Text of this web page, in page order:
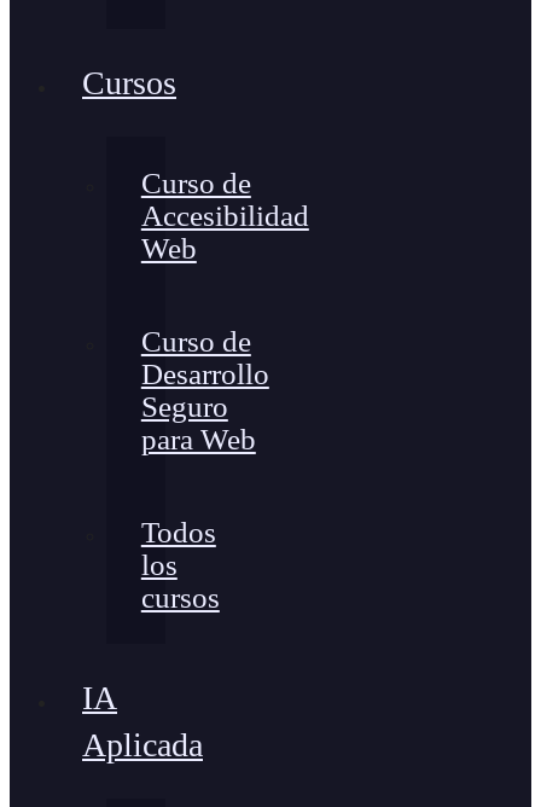
Cursos
Curso de
Accesibilidad
Web
Curso de
Desarrollo
Seguro
para Web
Todos
los
cursos
IA
Aplicada